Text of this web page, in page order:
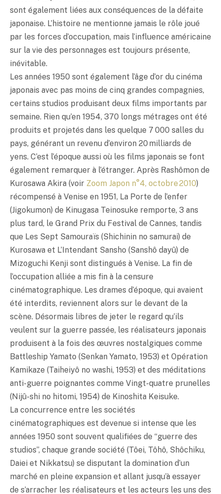
sont également liées aux conséquences de la défaite
japonaise. L’histoire ne mentionne jamais le rôle joué
par les forces d’occupation, mais l’influence américaine
sur la vie des personnages est toujours présente,
inévitable.
Les années 1950 sont également l’âge d’or du cinéma
japonais avec pas moins de cinq grandes compagnies,
certains studios produisant deux films importants par
semaine. Rien qu’en 1954, 370 longs métrages ont été
produits et projetés dans les quelque 7 000 salles du
pays, générant un revenu d’environ 20 milliards de
yens. C’est l’époque aussi où les films japonais se font
également remarquer à l’étranger. Après Rashômon de
Kurosawa Akira (voir Zoom Japon n°4, octobre 2010)
récompensé à Venise en 1951, La Porte de l’enfer
(Jigokumon) de Kinugasa Teinosuke remporte, 3 ans
plus tard, le Grand Prix du Festival de Cannes, tandis
que Les Sept Samouraïs (Shichinin no samurai) de
Kurosawa et L’Intendant Sansho (Sanshô dayû) de
Mizoguchi Kenji sont distingués à Venise. La fin de
l’occupation alliée a mis fin à la censure
cinématographique. Les drames d’époque, qui avaient
été interdits, reviennent alors sur le devant de la
scène. Désormais libres de jeter le regard qu’ils
veulent sur la guerre passée, les réalisateurs japonais
produisent à la fois des œuvres nostalgiques comme
Battleship Yamato (Senkan Yamato, 1953) et Opération
Kamikaze (Taiheiyô no washi, 1953) et des méditations
anti-guerre poignantes comme Vingt-quatre prunelles
(Nijû-shi no hitomi, 1954) de Kinoshita Keisuke.
La concurrence entre les sociétés
cinématographiques est devenue si intense que les
années 1950 sont souvent qualifiées de “guerre des
studios”, chaque grande société (Tôei, Tôhô, Shôchiku,
Daiei et Nikkatsu) se disputant la domination d’un
marché en pleine expansion et allant jusqu’à essayer
de s’arracher les réalisateurs et les acteurs les uns des